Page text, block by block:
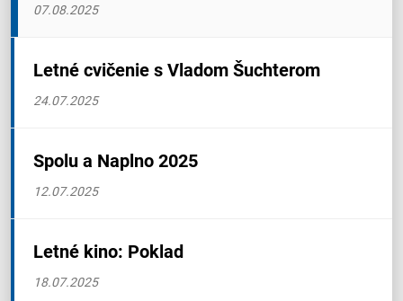
07.08.2025
Letné cvičenie s Vladom Šuchterom
24.07.2025
Spolu a Naplno 2025
12.07.2025
Letné kino: Poklad
18.07.2025